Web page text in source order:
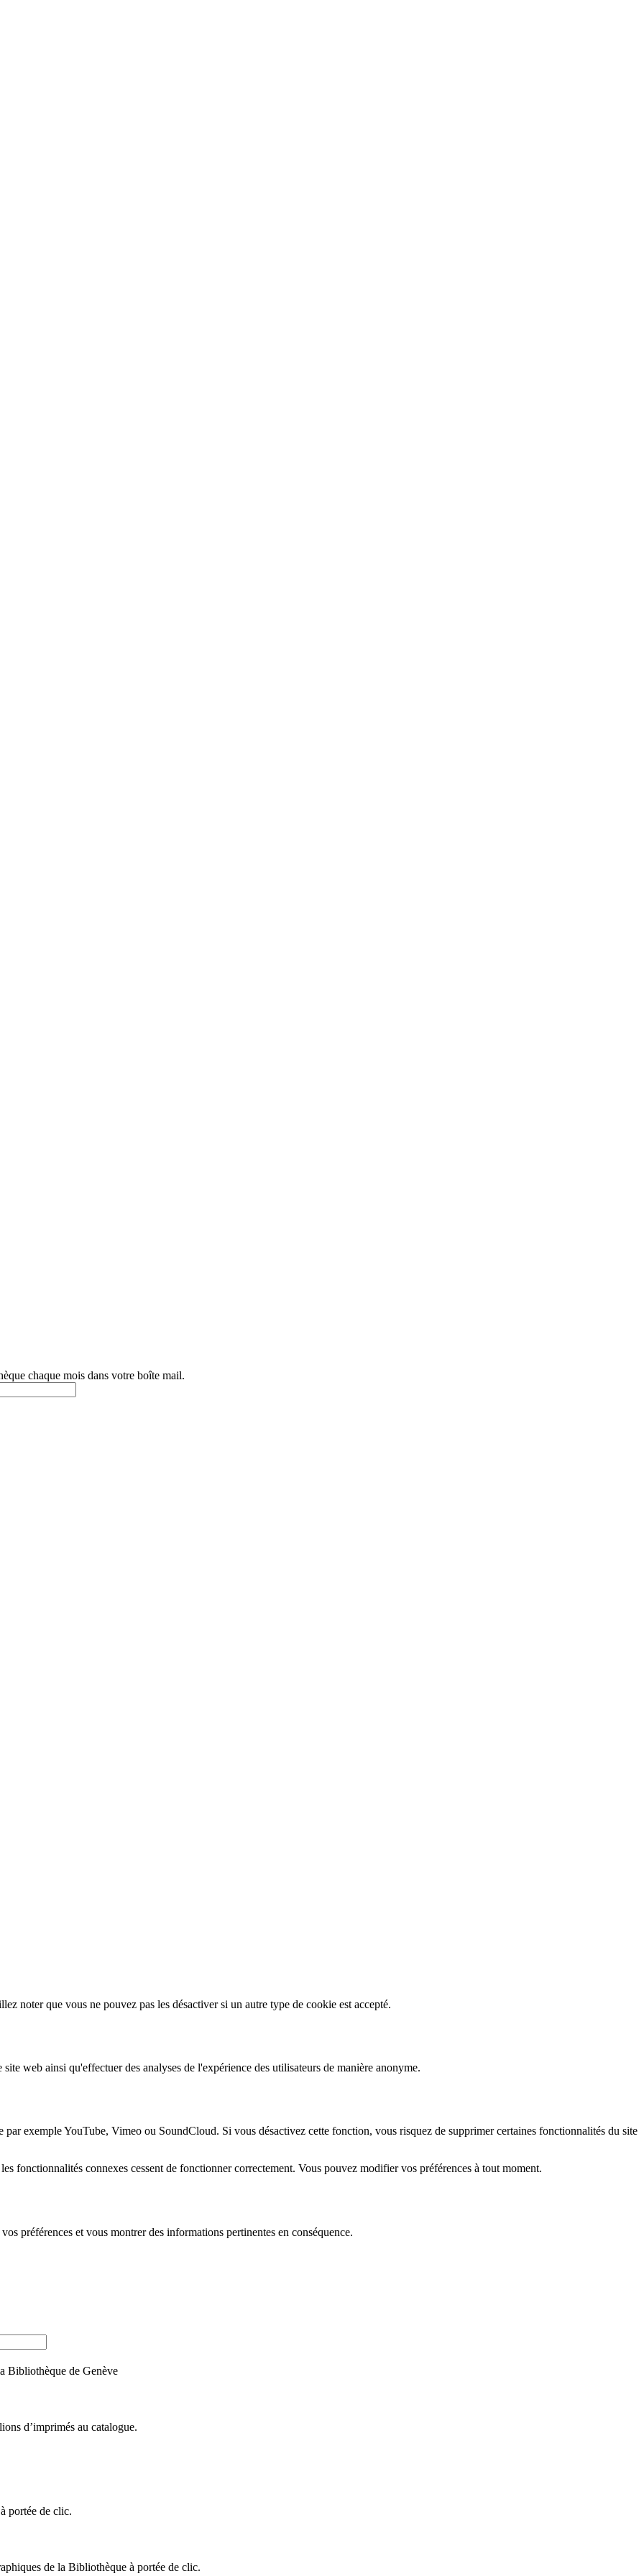
chaque mois dans votre boîte mail.
noter que vous ne pouvez pas les désactiver si un autre type de cookie est accepté.
web ainsi qu'effectuer des analyses de l'expérience des utilisateurs de manière anonyme.
exemple YouTube, Vimeo ou SoundCloud. Si vous désactivez cette fonction, vous risquez de supprimer certaines fonctionnalités du site
fonctionnalités connexes cessent de fonctionner correctement. Vous pouvez modifier vos préférences à tout moment.
préférences et vous montrer des informations pertinentes en conséquence.
Bibliothèque de Genève
d’imprimés au catalogue.
portée de clic.
de la Bibliothèque à portée de clic.